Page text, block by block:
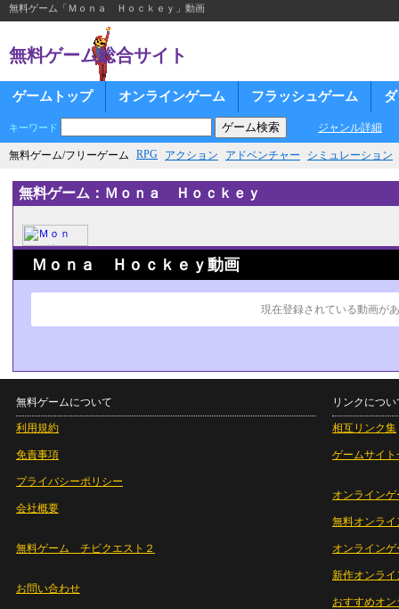
無料ゲーム「Ｍｏｎａ Ｈｏｃｋｅｙ」動画
無料ゲーム総合サイト
ゲームトップ オンラインゲーム フラッシュゲーム
キーワード ジャンル詳細
無料ゲーム/フリーゲーム RPG アクション アドベンチャー シミュレーション
無料ゲーム：Ｍｏｎａ Ｈｏｃｋｅｙ
Ｍｏｎａ Ｈｏｃｋｅｙ動画
現在登録されている動画が
無料ゲームについて
利用規約
免責事項
プライバシーポリシー
会社概要
無料ゲーム チビクエスト２
お問い合わせ
リンクについ
相互リンク集
ゲームサイト
オンラインゲ
無料オンライ
オンライン
新作オンライ
おすすめオ